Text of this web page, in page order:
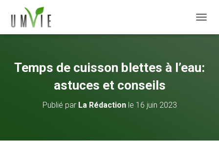
Temps de cuisson blettes à l’eau:
astuces et conseils
Publié par La Rédactionle 16 juin 2023